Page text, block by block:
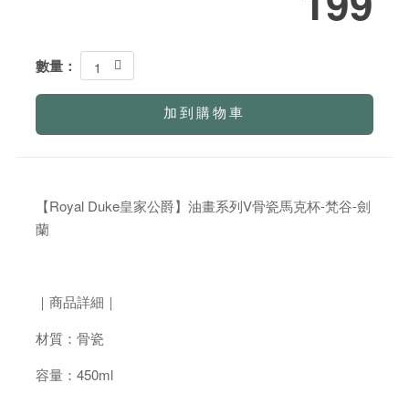
數量： 1
加到購物車
【Royal Duke皇家公爵】油畫系列V骨瓷馬克杯-梵谷-劍
蘭
｜商品詳細｜
材質：骨瓷
容量：450ml